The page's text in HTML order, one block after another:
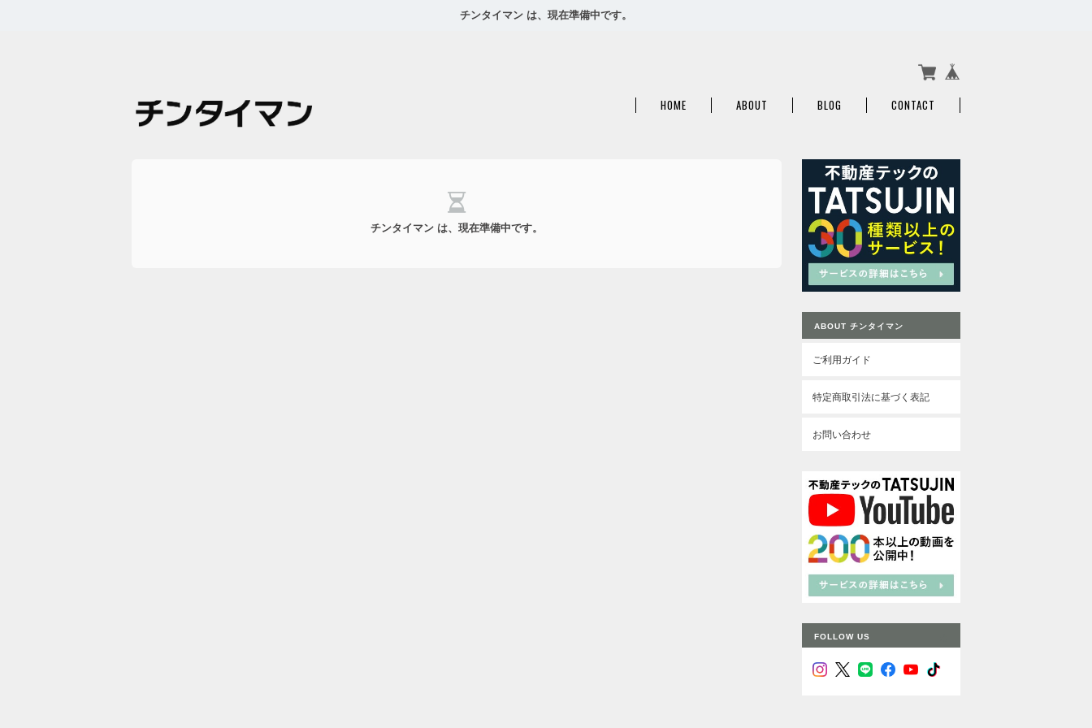
チンタイマン は、現在準備中です。
HOME ABOUT BLOG CONTACT
チンタイマン は、現在準備中です。
ABOUT チンタイマン
ご利用ガイド
特定商取引法に基づく表記
お問い合わせ
FOLLOW US